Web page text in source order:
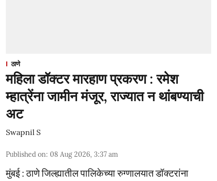
ठाणे
महिला डॉक्टर मारहाण प्रकरण : रमेश
म्हात्रेंना जामीन मंजूर, राज्यात न थांबण्याची
अट
Swapnil S
Published on: 08 Aug 2026, 3:37 am
मुंबई : ठाणे जिल्ह्यातील पालिकेच्या रुग्णालयात डॉक्टरांना